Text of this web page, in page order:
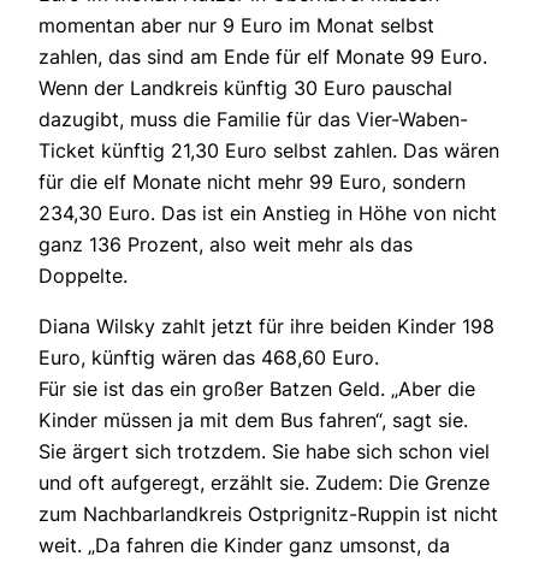
momentan aber nur 9 Euro im Monat selbst
zahlen, das sind am Ende für elf Monate 99 Euro.
Wenn der Landkreis künftig 30 Euro pauschal
dazugibt, muss die Familie für das Vier-Waben-
Ticket künftig 21,30 Euro selbst zahlen. Das wären
für die elf Monate nicht mehr 99 Euro, sondern
234,30 Euro. Das ist ein Anstieg in Höhe von nicht
ganz 136 Prozent, also weit mehr als das
Doppelte.
Diana Wilsky zahlt jetzt für ihre beiden Kinder 198
Euro, künftig wären das 468,60 Euro.
Für sie ist das ein großer Batzen Geld. „Aber die
Kinder müssen ja mit dem Bus fahren“, sagt sie.
Sie ärgert sich trotzdem. Sie habe sich schon viel
und oft aufgeregt, erzählt sie. Zudem: Die Grenze
zum Nachbarlandkreis Ostprignitz-Ruppin ist nicht
weit. „Da fahren die Kinder ganz umsonst, da